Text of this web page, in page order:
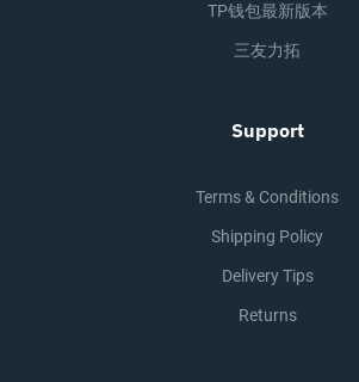
TP钱包最新版本
三友力拓
Support
Terms & Conditions
Shipping Policy
Delivery Tips
Returns